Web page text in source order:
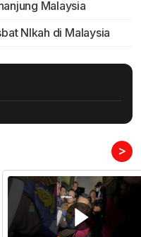
Malaysia
NIkah di Malaysia
>